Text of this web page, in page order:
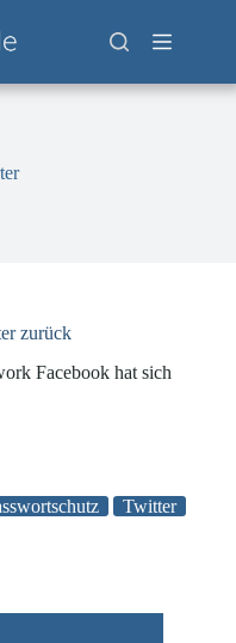
zurück
Facebook hat sich
Twitter